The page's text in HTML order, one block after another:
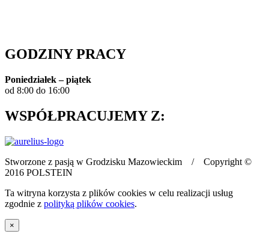
GODZINY PRACY
Poniedziałek – piątek
od 8:00 do 16:00
WSPÓŁPRACUJEMY Z:
Stworzone z pasją w Grodzisku Mazowieckim / Copyright ©
2016 POLSTEIN
Ta witryna korzysta z plików cookies w celu realizacji usług
zgodnie z polityką plików cookies.
×